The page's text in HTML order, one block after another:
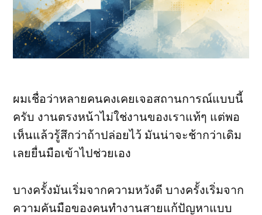
มิ.ย.
2569)”
2569)
ผมเชื่อว่าหลายคนคงเคยเจอสถานการณ์แบบนี้
ครับ งานตรงหน้าไม่ใช่งานของเราแท้ๆ แต่พอ
เห็นแล้วรู้สึกว่าถ้าปล่อยไว้ มันน่าจะช้ากว่าเดิม
เลยยื่นมือเข้าไปช่วยเอง
บางครั้งมันเริ่มจากความหวังดี บางครั้งเริ่มจาก
ความคันมือของคนทำงานสายแก้ปัญหาแบบ